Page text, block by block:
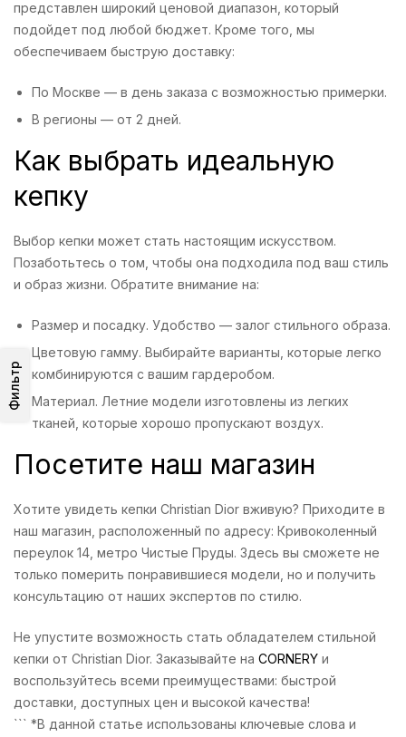
Фильтр
представлен широкий ценовой диапазон, который
подойдет под любой бюджет. Кроме того, мы
обеспечиваем быструю доставку:
По Москве — в день заказа с возможностью примерки.
В регионы — от 2 дней.
Как выбрать идеальную
кепку
Выбор кепки может стать настоящим искусством.
Позаботьтесь о том, чтобы она подходила под ваш стиль
и образ жизни. Обратите внимание на:
Размер и посадку. Удобство — залог стильного образа.
Цветовую гамму. Выбирайте варианты, которые легко
комбинируются с вашим гардеробом.
Материал. Летние модели изготовлены из легких
тканей, которые хорошо пропускают воздух.
Посетите наш магазин
Хотите увидеть кепки Christian Dior вживую? Приходите в
наш магазин, расположенный по адресу: Кривоколенный
переулок 14, метро Чистые Пруды. Здесь вы сможете не
только померить понравившиеся модели, но и получить
консультацию от наших экспертов по стилю.
Не упустите возможность стать обладателем стильной
кепки от Christian Dior. Заказывайте на CORNERY и
воспользуйтесь всеми преимуществами: быстрой
доставки, доступных цен и высокой качества!
``` *В данной статье использованы ключевые слова и